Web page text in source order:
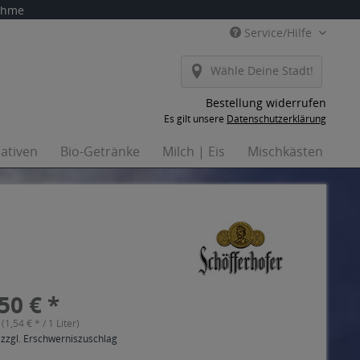
Service/Hilfe
Wähle Deine Stadt!
Bestellung widerrufen
Es gilt unsere Datenschutzerklärung
Bio-Getränke Milch | Eis Mischkästen
€ *
€ * / 1 Liter)
Erschwerniszuschlag